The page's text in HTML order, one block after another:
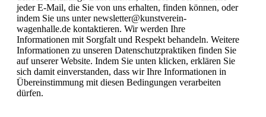
jeder E-Mail, die Sie von uns erhalten, finden können, oder
indem Sie uns unter newsletter@kunstverein-
wagenhalle.de kontaktieren. Wir werden Ihre
Informationen mit Sorgfalt und Respekt behandeln. Weitere
Informationen zu unseren Datenschutzpraktiken finden Sie
auf unserer Website. Indem Sie unten klicken, erklären Sie
sich damit einverstanden, dass wir Ihre Informationen in
Übereinstimmung mit diesen Bedingungen verarbeiten
dürfen.